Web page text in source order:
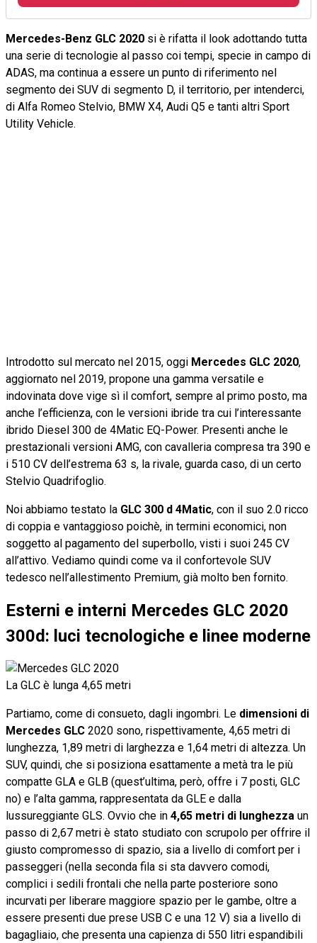
Mercedes-Benz GLC 2020 si è rifatta il look adottando tutta
una serie di tecnologie al passo coi tempi, specie in campo di
ADAS, ma continua a essere un punto di riferimento nel
segmento dei SUV di segmento D, il territorio, per intenderci,
di Alfa Romeo Stelvio, BMW X4, Audi Q5 e tanti altri Sport
Utility Vehicle.
Introdotto sul mercato nel 2015, oggi Mercedes GLC 2020,
aggiornato nel 2019, propone una gamma versatile e
indovinata dove vige sì il comfort, sempre al primo posto, ma
anche l’efficienza, con le versioni ibride tra cui l’interessante
ibrido Diesel 300 de 4Matic EQ-Power. Presenti anche le
prestazionali versioni AMG, con cavalleria compresa tra 390 e
i 510 CV dell’estrema 63 s, la rivale, guarda caso, di un certo
Stelvio Quadrifoglio.
Noi abbiamo testato la GLC 300 d 4Matic, con il suo 2.0 ricco
di coppia e vantaggioso poichè, in termini economici, non
soggetto al pagamento del superbollo, visti i suoi 245 CV
all’attivo. Vediamo quindi come va il confortevole SUV
tedesco nell’allestimento Premium, già molto ben fornito.
Esterni e interni Mercedes GLC 2020
300d: luci tecnologiche e linee moderne
La GLC è lunga 4,65 metri
Partiamo, come di consueto, dagli ingombri. Le dimensioni di
Mercedes GLC 2020 sono, rispettivamente, 4,65 metri di
lunghezza, 1,89 metri di larghezza e 1,64 metri di altezza. Un
SUV, quindi, che si posiziona esattamente a metà tra le più
compatte GLA e GLB (quest’ultima, però, offre i 7 posti, GLC
no) e l’alta gamma, rappresentata da GLE e dalla
lussureggiante GLS. Ovvio che in 4,65 metri di lunghezza un
passo di 2,67 metri è stato studiato con scrupolo per offrire il
giusto compromesso di spazio, sia a livello di comfort per i
passeggeri (nella seconda fila si sta davvero comodi,
complici i sedili frontali che nella parte posteriore sono
incurvati per liberare maggiore spazio per le gambe, oltre a
essere presenti due prese USB C e una 12 V) sia a livello di
bagagliaio, che presenta una capienza di 550 litri espandibili